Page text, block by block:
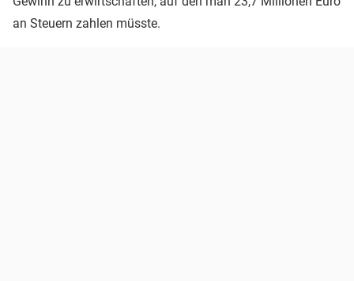
an Steuern zahlen müsste.